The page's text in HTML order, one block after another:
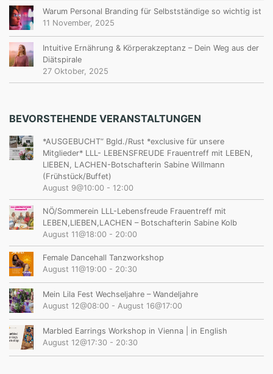
Warum Personal Branding für Selbstständige so wichtig ist
11 November, 2025
Intuitive Ernährung & Körperakzeptanz – Dein Weg aus der
Diätspirale
27 Oktober, 2025
BEVORSTEHENDE VERANSTALTUNGEN
*AUSGEBUCHT“ Bgld./Rust *exclusive für unsere
Mitglieder* LLL- LEBENSFREUDE Frauentreff mit LEBEN,
LIEBEN, LACHEN-Botschafterin Sabine Willmann
(Frühstück/Buffet)
August 9@10:00 - 12:00
NÖ/Sommerein LLL-Lebensfreude Frauentreff mit
LEBEN,LIEBEN,LACHEN – Botschafterin Sabine Kolb
August 11@18:00 - 20:00
Female Dancehall Tanzworkshop
August 11@19:00 - 20:30
Mein Lila Fest Wechseljahre – Wandeljahre
August 12@08:00 - August 16@17:00
Marbled Earrings Workshop in Vienna | in English
August 12@17:30 - 20:30